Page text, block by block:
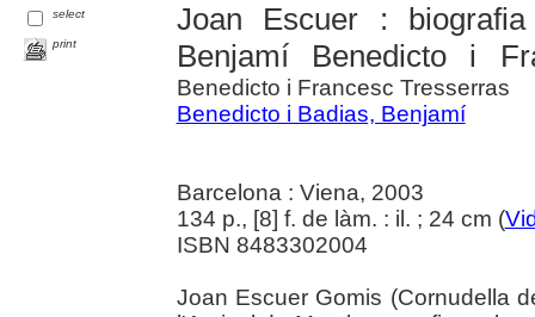
select
print
Joan Escuer :
Benjamí Benedicto i
Benedicto i Francesc Tresserras
Benedicto i Badias, Benjamí
Barcelona : Viena, 2003
134 p., [8] f. de làm. : il. ; 24 cm (
ISBN 8483302004
Joan Escuer Gomis (Cornudella